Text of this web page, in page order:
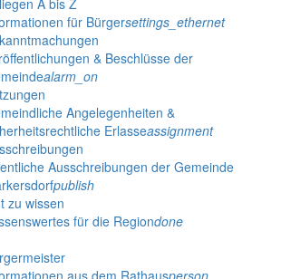
für Bürgersettings_ethernet
& Beschlüsse der
alarm_on
Angelegenheiten &
Erlasseassignment
Ausschreibungen der Gemeinde
publish
zu wissen
für die Regiondone
aus dem Rathausperson